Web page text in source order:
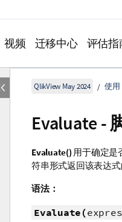
视频 迁移中心 评估指
QlikView May 2024 使用
Evaluate -
Evaluate() 用于确定是
符串形式返回该表达
语法：
Evaluate(